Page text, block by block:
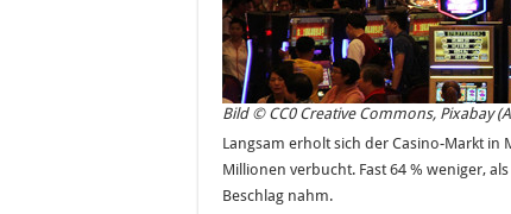
Bild © CC0 Creative Commons, Pixabay
Langsam erholt sich der Casino-Markt in
Millionen verbucht. Fast 64 % weniger,
Beschlag nahm.